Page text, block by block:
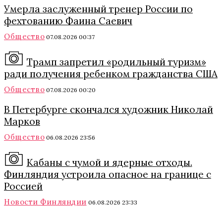
Умерла заслуженный тренер России по
фехтованию Фаина Саевич
Общество 07.08.2026 00:37
Трамп запретил «родильный туризм»
ради получения ребенком гражданства США
Общество 07.08.2026 00:20
В Петербурге скончался художник Николай
Марков
Общество 06.08.2026 23:56
Кабаны с чумой и ядерные отходы.
Финляндия устроила опасное на границе с
Россией
Новости Финляндии 06.08.2026 23:33